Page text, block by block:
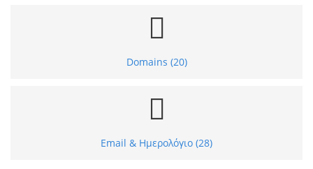
Domains (20)
Email & Ημερολόγιο (28)